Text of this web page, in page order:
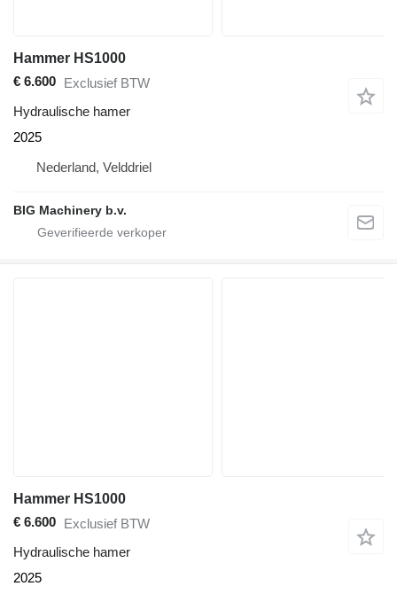
Hammer HS1000
€ 6.600 Exclusief BTW
Hydraulische hamer
2025
Nederland, Velddriel
BIG Machinery b.v.
Hammer HS1000
€ 6.600 Exclusief BTW
Hydraulische hamer
2025